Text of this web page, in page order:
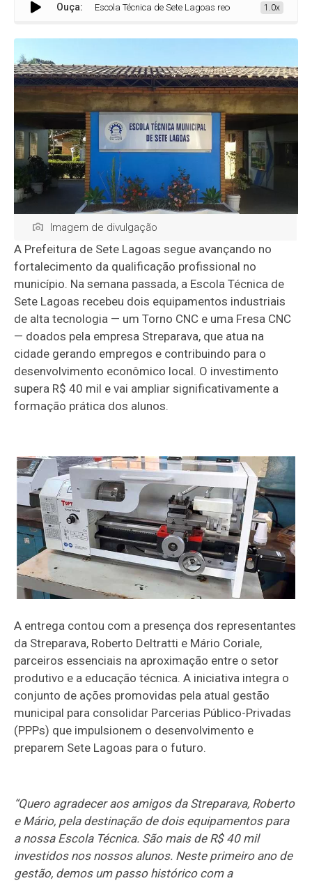
Ouça:
Escola Técnica de Sete Lagoas recebe equipamentos de última
1.0x
Imagem de divulgação
A Prefeitura de Sete Lagoas segue avançando no
fortalecimento da qualificação profissional no
município. Na semana passada, a Escola Técnica de
Sete Lagoas recebeu dois equipamentos industriais
de alta tecnologia — um Torno CNC e uma Fresa CNC
— doados pela empresa Streparava, que atua na
cidade gerando empregos e contribuindo para o
desenvolvimento econômico local. O investimento
supera R$ 40 mil e vai ampliar significativamente a
formação prática dos alunos.
A entrega contou com a presença dos representantes
da Streparava, Roberto Deltratti e Mário Coriale,
parceiros essenciais na aproximação entre o setor
produtivo e a educação técnica. A iniciativa integra o
conjunto de ações promovidas pela atual gestão
municipal para consolidar Parcerias Público-Privadas
(PPPs) que impulsionem o desenvolvimento e
preparem Sete Lagoas para o futuro.
“Quero agradecer aos amigos da Streparava, Roberto
e Mário, pela destinação de dois equipamentos para
a nossa Escola Técnica. São mais de R$ 40 mil
investidos nos nossos alunos. Neste primeiro ano de
gestão, demos um passo histórico com a